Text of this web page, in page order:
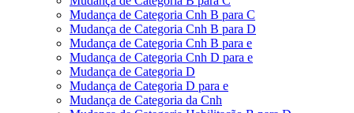
Mudança de Categoria Cnh B para C
Mudança de Categoria Cnh B para D
Mudança de Categoria Cnh B para e
Mudança de Categoria Cnh D para e
Mudança de Categoria D
Mudança de Categoria D para e
Mudança de Categoria da Cnh